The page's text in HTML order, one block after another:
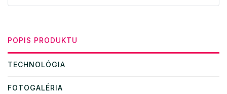
POPIS PRODUKTU
TECHNOLÓGIA
FOTOGALÉRIA